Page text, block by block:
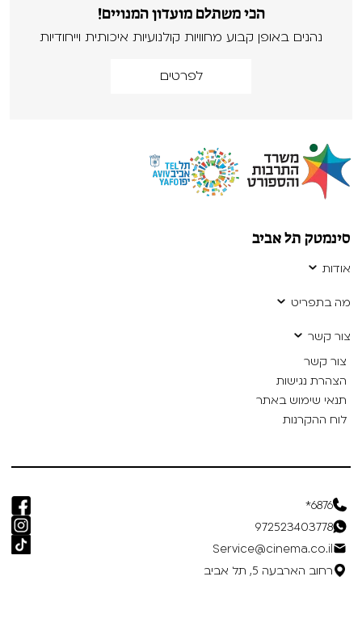
הכי משתלם מועדון המנויים!
נהנים באופן קבוע מחוויות קולנועיות איכותית וייחודיות
לפרטים
סינמטק תל אביב
אודות
מה בתפריט
צור קשר
צור קשר
הצהרת נגישות
תנאי שימוש באתר
לוח ההקרנות
6876*
972523403778
Service@cinema.co.il
רחוב הארבעה 5, תל אביב